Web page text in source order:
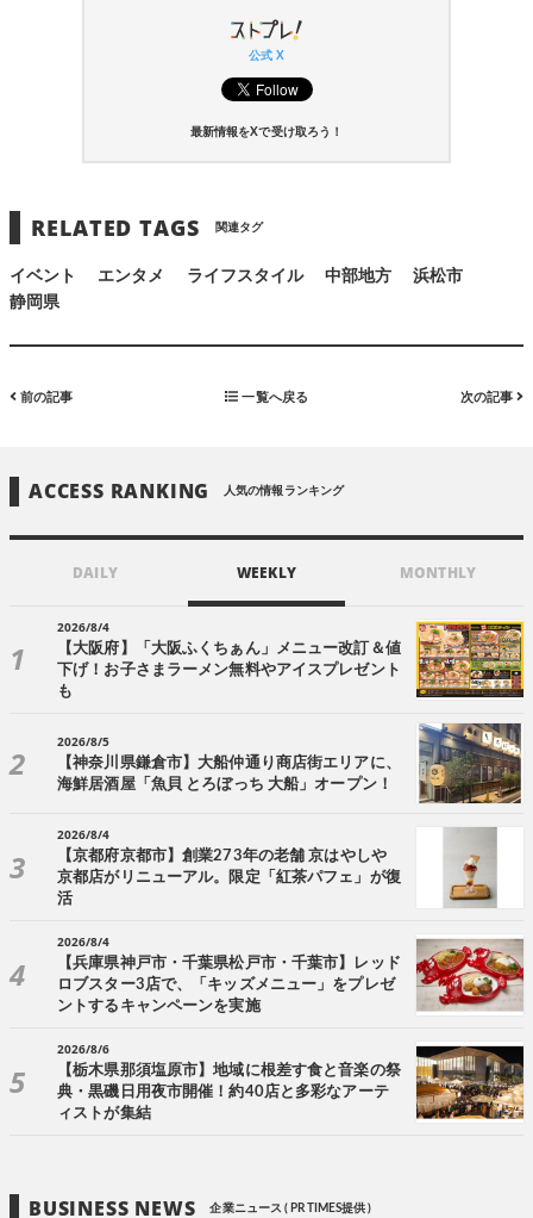
公式 X
最新情報をXで受け取ろう！
RELATED TAGS 関連タグ
イベント エンタメ ライフスタイル 中部地方
浜松市
静岡県
前の記事 一覧へ戻る 次の記事
ACCESS RANKING 人気の情報ランキング
DAILY WEEKLY MONTHLY
2026/8/4
【大阪府】「大阪ふくちぁん」メニュー改訂＆値
下げ！お子さまラーメン無料やアイスプレゼント
も
2026/8/5
【神奈川県鎌倉市】大船仲通り商店街エリアに、
海鮮居酒屋「魚貝 とろぼっち 大船」オープン！
2026/8/4
【京都府京都市】創業273年の老舗 京はやしや
京都店がリニューアル。限定「紅茶パフェ」が復
活
2026/8/4
【兵庫県神戸市・千葉県松戸市・千葉市】レッド
ロブスター3店で、「キッズメニュー」をプレゼ
ントするキャンペーンを実施
2026/8/6
【栃木県那須塩原市】地域に根差す食と音楽の祭
典・黒磯日用夜市開催！約40店と多彩なアーテ
ィストが集結
BUSINESS NEWS 企業ニュース ( PR TIMES提供 )